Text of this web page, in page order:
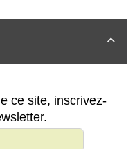

ce site, inscrivez-